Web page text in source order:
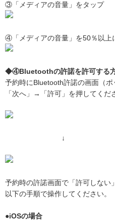
③「メディアの音量」をタップ
④「メディアの音量」を50％以上
◆④Bluetoothの許諾を許可する
予約時にBluetooth許諾の画面（
「次へ」→「許可」を押してくだ
↓
予約時の許諾画面で「許可しない
以下の手順で操作してください。
●iOSの場合